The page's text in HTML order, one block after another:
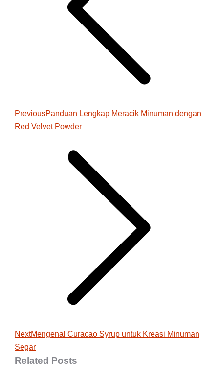
PreviousPrevious
post:
Panduan Lengkap Meracik Minuman dengan
Red Velvet Powder
NextNext
post:
Mengenal Curacao Syrup untuk Kreasi Minuman
Segar
Related Posts